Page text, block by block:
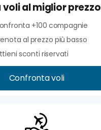
voli al miglior prezzo
+100 compagnie
al prezzo più basso
sconti riservati
Confronta voli